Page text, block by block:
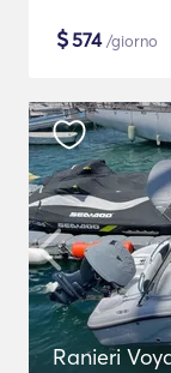
$574/giorno
Ranieri